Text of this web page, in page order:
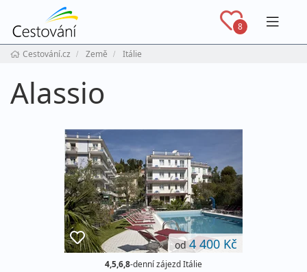
8
Cestování.cz Země Itálie
Alassio
od4 400 Kč
4,5,6,8-denní zájezd Itálie